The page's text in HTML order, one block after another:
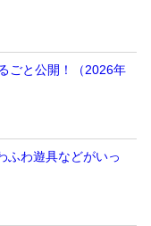
ごと公開！（2026年
ふわ遊具などがいっ